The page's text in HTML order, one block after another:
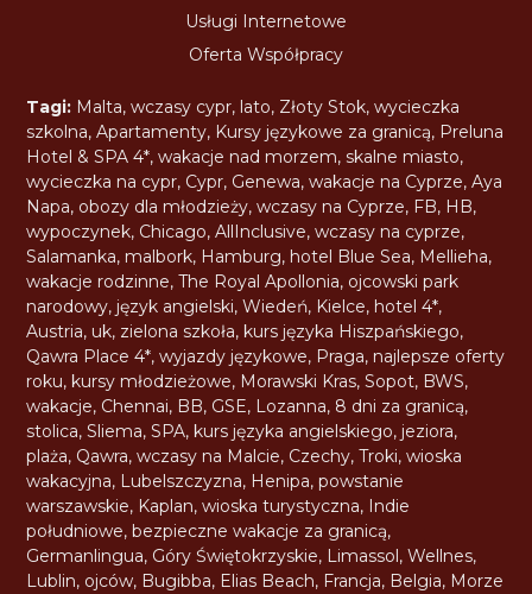
Usługi Internetowe
Oferta Współpracy
Tagi: Malta,wczasy cypr, lato, Złoty Stok,wycieczka
szkolna,Apartamenty, Kursy językowe za granicą, Preluna
Hotel & SPA 4*,wakacje nad morzem,skalne miasto,
wycieczka na cypr, Cypr, Genewa,wakacje na Cyprze,Aya
Napa, obozy dla młodzieży,wczasy na Cyprze, FB, HB,
wypoczynek, Chicago,AllInclusive,wczasy na cyprze,
Salamanka, malbork, Hamburg, hotel Blue Sea, Mellieha,
wakacje rodzinne,The Royal Apollonia, ojcowski park
narodowy, język angielski,Wiedeń, Kielce, hotel 4*,
Austria, uk, zielona szkoła, kurs języka Hiszpańskiego,
Qawra Place 4*,wyjazdy językowe, Praga, najlepsze oferty
roku, kursy młodzieżowe, Morawski Kras,Sopot, BWS,
wakacje, Chennai, BB, GSE, Lozanna, 8 dni za granicą,
stolica,Sliema,SPA, kurs języka angielskiego, jeziora,
plaża, Qawra,wczasy na Malcie, Czechy,Troki,wioska
wakacyjna, Lubelszczyzna, Henipa,powstanie
warszawskie, Kaplan,wioska turystyczna, Indie
południowe,bezpieczne wakacje za granicą,
Germanlingua, Góry Świętokrzyskie, Limassol,Wellnes,
Lublin, ojców, Bugibba, Elias Beach, Francja, Belgia, Morze